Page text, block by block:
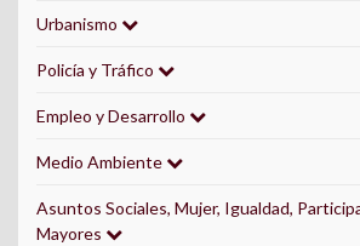
Urbanismo
Policía y Tráfico
Empleo y Desarrollo
Medio Ambiente
Asuntos Sociales, Mujer, Igualdad,
Mayores